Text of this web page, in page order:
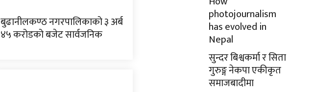
बुढानीलकण्ठ नगरपालिकाको ३ अर्ब
४५ करोडको बजेट सार्वजनिक
photojournalism
has evolved in
Nepal
सुन्दर बिश्वकर्मा र सिता
गुरुङ्ग नेकपा एकीकृत
समाजबादीमा